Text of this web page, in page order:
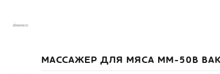
МАССАЖЕР ДЛЯ МЯСА ММ-50В